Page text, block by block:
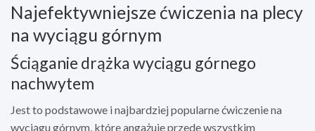
Najefektywniejsze ćwiczenia na plecy
na wyciągu górnym
Ściąganie drążka wyciągu górnego
nachwytem
Jest to podstawowe i najbardziej popularne ćwiczenie na
wyciągu górnym, które angażuje przede wszystkim